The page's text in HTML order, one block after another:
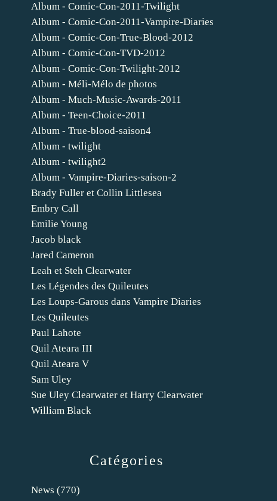
Catégories
News (770)
Album - Comic-Con-2011-Twilight
Album - Comic-Con-2011-Vampire-Diaries
Album - Comic-Con-True-Blood-2012
Album - Comic-Con-TVD-2012
Album - Comic-Con-Twilight-2012
Album - Méli-Mélo de photos
Album - Much-Music-Awards-2011
Album - Teen-Choice-2011
Album - True-blood-saison4
Album - twilight
Album - twilight2
Album - Vampire-Diaries-saison-2
Brady Fuller et Collin Littlesea
Embry Call
Emilie Young
Jacob black
Jared Cameron
Leah et Steh Clearwater
Les Légendes des Quileutes
Les Loups-Garous dans Vampire Diaries
Les Quileutes
Paul Lahote
Quil Ateara III
Quil Ateara V
Sam Uley
Sue Uley Clearwater et Harry Clearwater
William Black